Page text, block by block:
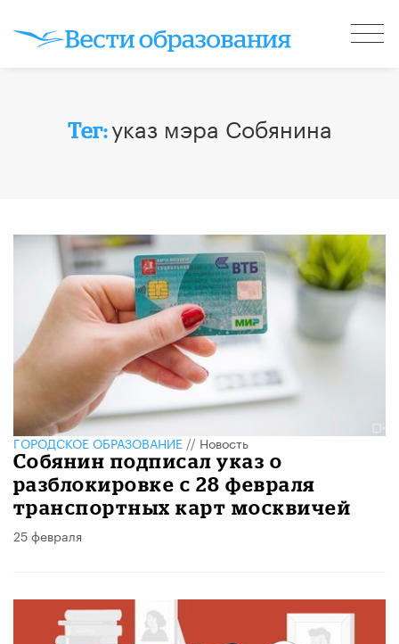
Тег:указ мэра Собянина
ГОРОДСКОЕ ОБРАЗОВАНИЕ // Новость
Собянин подписал указ о
разблокировке с 28 февраля
транспортных карт москвичей
25 февраля